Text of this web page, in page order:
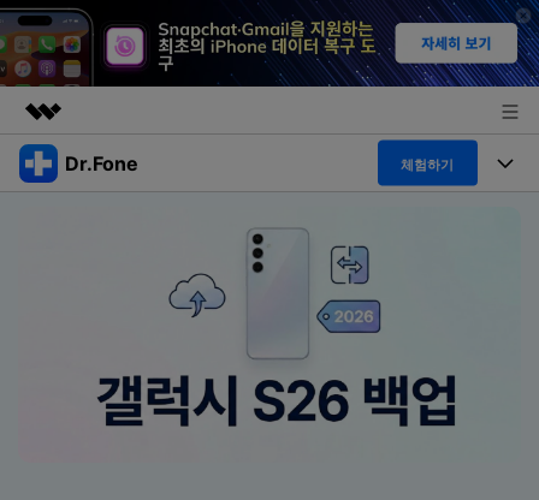
주요 제품
플랜 및 가격
Dr.Fone 체험하기
폴 툴킷 보기 >
닥터폰 하이라이트 살펴보기